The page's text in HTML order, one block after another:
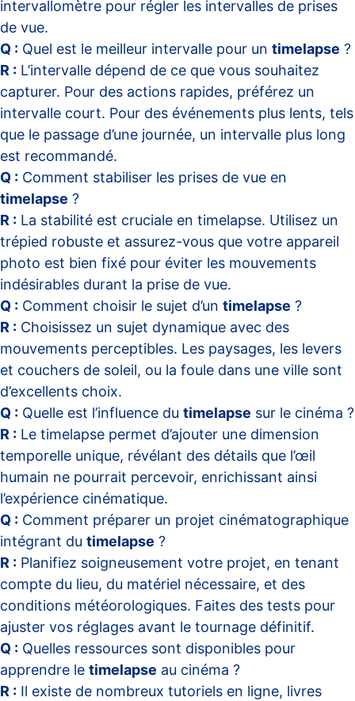
intervallomètre pour régler les intervalles de prises
de vue.
Q : Quel est le meilleur intervalle pour un timelapse ?
R : L’intervalle dépend de ce que vous souhaitez
capturer. Pour des actions rapides, préférez un
intervalle court. Pour des événements plus lents, tels
que le passage d’une journée, un intervalle plus long
est recommandé.
Q : Comment stabiliser les prises de vue en
timelapse ?
R : La stabilité est cruciale en timelapse. Utilisez un
trépied robuste et assurez-vous que votre appareil
photo est bien fixé pour éviter les mouvements
indésirables durant la prise de vue.
Q : Comment choisir le sujet d’un timelapse ?
R : Choisissez un sujet dynamique avec des
mouvements perceptibles. Les paysages, les levers
et couchers de soleil, ou la foule dans une ville sont
d’excellents choix.
Q : Quelle est l’influence du timelapse sur le cinéma ?
R : Le timelapse permet d’ajouter une dimension
temporelle unique, révélant des détails que l’œil
humain ne pourrait percevoir, enrichissant ainsi
l’expérience cinématique.
Q : Comment préparer un projet cinématographique
intégrant du timelapse ?
R : Planifiez soigneusement votre projet, en tenant
compte du lieu, du matériel nécessaire, et des
conditions météorologiques. Faites des tests pour
ajuster vos réglages avant le tournage définitif.
Q : Quelles ressources sont disponibles pour
apprendre le timelapse au cinéma ?
R : Il existe de nombreux tutoriels en ligne, livres